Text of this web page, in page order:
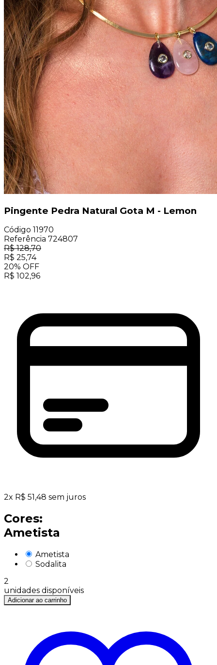
Pingente Pedra Natural Gota M - Lemon
Código 11970
Referência 724807
R$128,70
R$ 25,74
20% OFF
R$ 102,96
2x R$ 51,48 sem juros
Cores:
Ametista
Ametista
Sodalita
2
unidades disponíveis
Adicionar ao carrinho